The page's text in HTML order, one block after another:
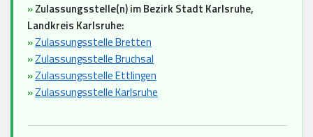
»Zulassungsstelle(n) im Bezirk Stadt Karlsruhe,
Landkreis Karlsruhe:
»Zulassungsstelle Bretten
»Zulassungsstelle Bruchsal
»Zulassungsstelle Ettlingen
»Zulassungsstelle Karlsruhe